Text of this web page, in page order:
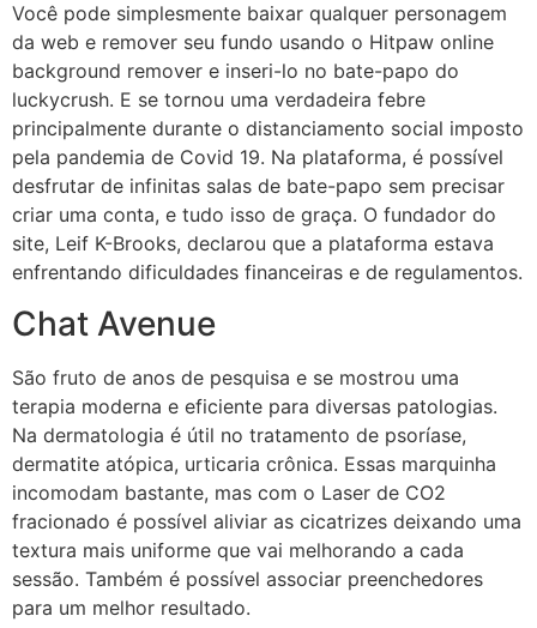
Você pode simplesmente baixar qualquer personagem
da web e remover seu fundo usando o Hitpaw online
background remover e inseri-lo no bate-papo do
luckycrush. E se tornou uma verdadeira febre
principalmente durante o distanciamento social imposto
pela pandemia de Covid 19. Na plataforma, é possível
desfrutar de infinitas salas de bate-papo sem precisar
criar uma conta, e tudo isso de graça. O fundador do
site, Leif K-Brooks, declarou que a plataforma estava
enfrentando dificuldades financeiras e de regulamentos.
Chat Avenue
São fruto de anos de pesquisa e se mostrou uma
terapia moderna e eficiente para diversas patologias.
Na dermatologia é útil no tratamento de psoríase,
dermatite atópica, urticaria crônica. Essas marquinha
incomodam bastante, mas com o Laser de CO2
fracionado é possível aliviar as cicatrizes deixando uma
textura mais uniforme que vai melhorando a cada
sessão. Também é possível associar preenchedores
para um melhor resultado.